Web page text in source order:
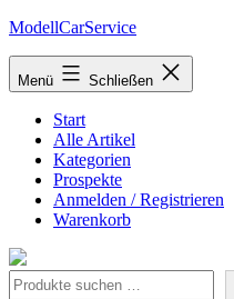
Zum
springen
ModellCarService
Menü Schließen
Start
Alle Artikel
Kategorien
Prospekte
Anmelden / Registrieren
Warenkorb
Suche